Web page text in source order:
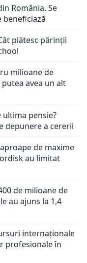
România. Se
beneficiază
plătesc părinții
milioane de
avea un alt
ultima pensie?
depunere a cererii
de maxime
au limitat
de milioane de
au ajuns la 1,4
internaționale
profesionale în